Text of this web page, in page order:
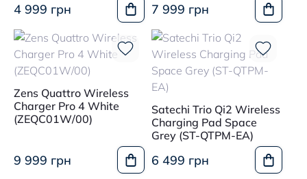
(VOY-2IN1-WL-SAN)
4 999 грн 7 999 грн
Zens Quattro Wireless
Charger Pro 4 White
(ZEQC01W/00)
9 999 грн
Satechi Trio Qi2 Wireless
Charging Pad Space
Grey (ST-QTPM-EA)
6 499 грн